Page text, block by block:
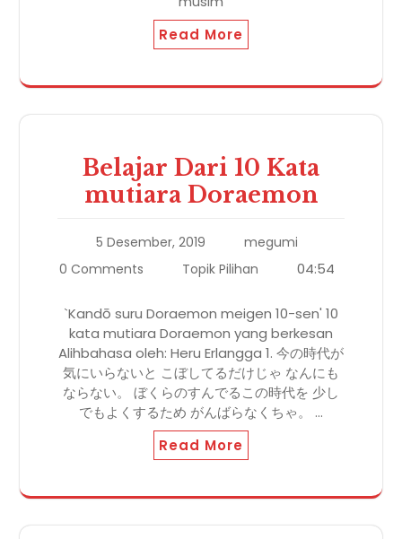
Read More
Belajar Dari 10 Kata
mutiara Doraemon
5 Desember, 2019
megumi
0 Comments
Topik Pilihan 04:54
`Kandō suru Doraemon meigen 10-sen' 10
kata mutiara Doraemon yang berkesan
Alihbahasa oleh: Heru Erlangga 1. 今の時代が
気にいらないと こぼしてるだけじゃ なんにも
ならない。 ぼくらのすんでるこの時代を 少し
でもよくするため がんばらなくちゃ。 ...
Read More